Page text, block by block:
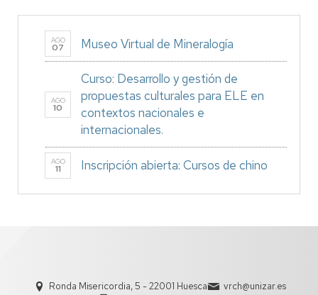
AGO
07 Museo Virtual de Mineralogía
AGO
10
Curso: Desarrollo y gestión de
propuestas culturales para ELE en
contextos nacionales e
internacionales.
AGO
11 Inscripción abierta: Cursos de chino
Ronda Misericordia, 5 - 22001 Huesca
vrch@unizar.es